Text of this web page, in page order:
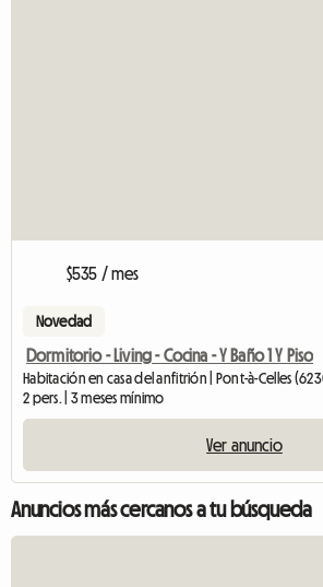
$535 / mes
Novedad
Dormitorio - Living - Cocina - Y Baño 1 Y Piso
Habitación en casa del anfitrión | Pont-à-Celles
2 pers. | 3 meses mínimo
Ver anuncio
Anuncios más cercanos a tu búsqueda